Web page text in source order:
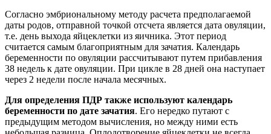
Согласно эмбриональному методу расчета предполагаемой
даты родов, отправной точкой отсчета является дата овуляции,
т.е. день выхода яйцеклетки из яичника. Этот период
считается самым благоприятным для зачатия. Календарь
беременности по овуляции рассчитывают путем прибавления
38 недель к дате овуляции. При цикле в 28 дней она наступает
через 2 недели после начала месячных.
Для определения ПДР также используют календарь
беременности по дате зачатия. Его нередко путают с
предыдущим методом вычисления, но между ними есть